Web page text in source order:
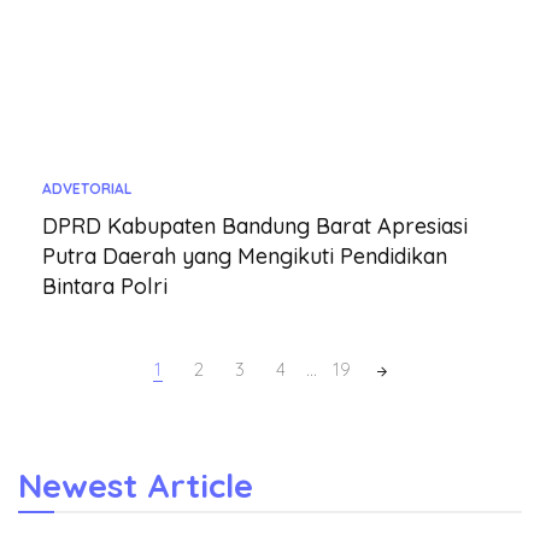
ADVETORIAL
DPRD Kabupaten Bandung Barat Apresiasi
Putra Daerah yang Mengikuti Pendidikan
Bintara Polri
1 2 3 4 … 19
Newest Article